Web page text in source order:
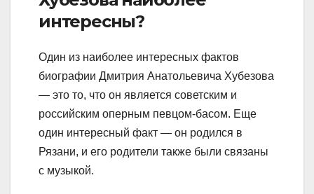
интересны?
Один из наиболее интересных фактов
биографии Дмитрия Анатольевича Хубезова
— это то, что он является советским и
российским оперным певцом-басом. Еще
один интересный факт — он родился в
Рязани, и его родители также были связаны
с музыкой.